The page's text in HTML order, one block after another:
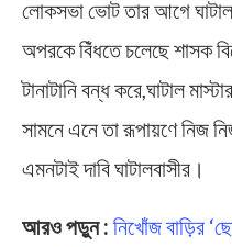
লোকসভা ভোট তার আগে ঘাটাল
অপরকে বিঁধতে চলেছে শাসক
টানাটানি বন্ধ করে,ঘাটাল
সামনে এনে তা রূপায়ণে নিজ
এমনটাই দাবি ঘাটালবাসীর।
আরও পড়ুন : নিখোঁজ বাড়ির